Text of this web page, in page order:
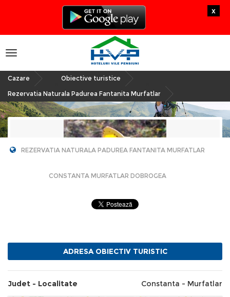
x
Toggle
navigation
Cazare Obiective turistice
Rezervatia Naturala Padurea Fantanita Murfatlar
Rezervatia Naturala
Murfatlar
REZERVATIA NATURALA PADUREA FANTANITA MURFATLAR
CONSTANTA MURFATLAR DOBROGEA
ADRESA OBIECTIV TURISTIC
Judet - Localitate Constanta - Murfatlar